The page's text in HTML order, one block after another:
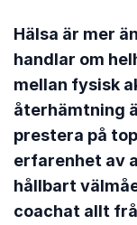
Hälsa är mer
handlar om
mellan fysisk
återhämtning
prestera på
erfarenhet av
hållbart
coachat allt